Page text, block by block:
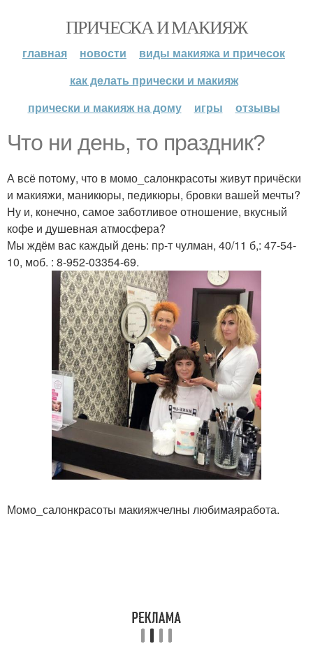
ПРИЧЕСКА И МАКИЯЖ
главная новости
виды макияжа и причесок
как делать прически и макияж
прически и макияж на дому
игры отзывы
Что ни день, то праздник?
А всё потому, что в момо_салонкрасоты живут причёски
и макияжи, маникюры, педикюры, бровки вашей мечты?
Ну и, конечно, самое заботливое отношение, вкусный
кофе и душевная атмосфера?
Мы ждём вас каждый день: пр-т чулман, 40/11 б,: 47-54-
10, моб. : 8-952-03354-69.
Момо_салонкрасоты макияжчелны любимаяработа.